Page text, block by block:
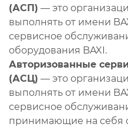
(АСП) — это
выполнять от имени
сервисное
оборудования BAXI.
Авторизованные
(АСЦ) — это
выполнять от имени
сервисное
принимающие на себя